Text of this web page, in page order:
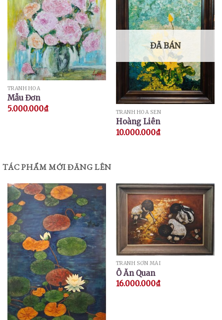
TRANH HOA
Mẫu Đơn
5.000.000₫
ĐÃ BÁN
TRANH HOA SEN
Hoàng Liên
10.000.000₫
TÁC PHẨM MỚI ĐĂNG LÊN
TRANH SƠN MÀI
Ô Ăn Quan
16.000.000₫